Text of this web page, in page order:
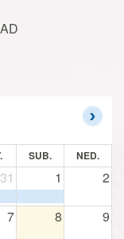
SUB. NED.
31 1 2
7 8 9